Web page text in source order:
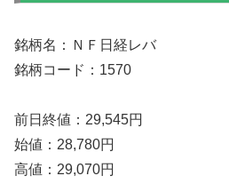
銘柄名：ＮＦ日経レバ
銘柄コード：1570
前日終値：29,545円
始値：28,780円
高値：29,070円